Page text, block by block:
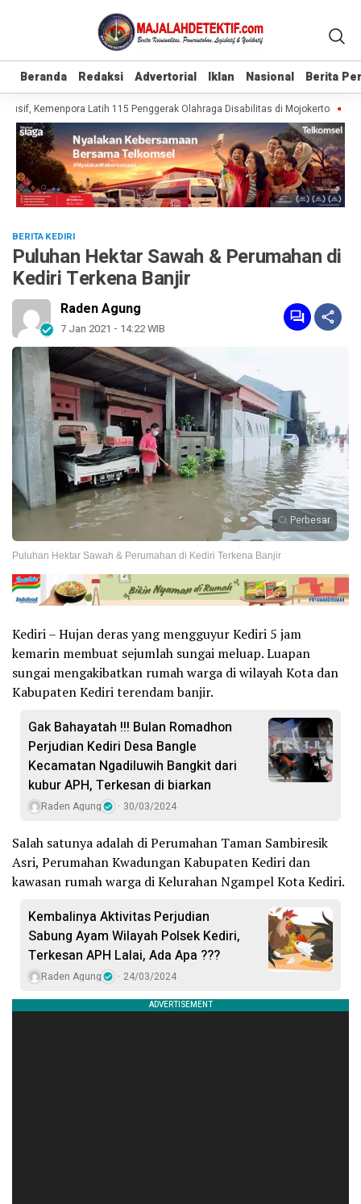
Beranda Redaksi Advertorial Iklan Nasional Berita
Beranda Redaksi Advertorial Iklan Nasional Berita
Kemenpora Latih 115 Penggerak Olahraga Disabilitas di Mojokerto
BERITA KEDIRI
Puluhan Hektar Sawah & Perumahan di
Kediri Terkena Banjir
Raden Agung
7 Jan 2021 - 14:22 WIB
Perbesar
Puluhan Hektar Sawah & Perumahan di Kediri Terkena Banjir
Kediri – Hujan deras yang mengguyur Kediri 5 jam
kemarin membuat sejumlah sungai meluap. Luapan
sungai mengakibatkan rumah warga di wilayah Kota dan
Kabupaten Kediri terendam banjir.
Gak Bahayatah !!! Bulan Romadhon
Perjudian Kediri Desa Bangle
Kecamatan Ngadiluwih Bangkit dari
kubur APH, Terkesan di biarkan
Raden Agung 30/03/2024
Salah satunya adalah di Perumahan Taman Sambiresik
Asri, Perumahan Kwadungan Kabupaten Kediri dan
kawasan rumah warga di Kelurahan Ngampel Kota Kediri.
Kembalinya Aktivitas Perjudian
Sabung Ayam Wilayah Polsek Kediri,
Terkesan APH Lalai, Ada Apa ???
Raden Agung 24/03/2024